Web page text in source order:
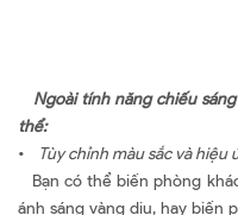
Ngoài tính năng chiếu
thể:
•
Tùy chỉnh màu sắc và hiệu
Bạn có thể biến phòng
ánh sáng vàng dịu, hay biến